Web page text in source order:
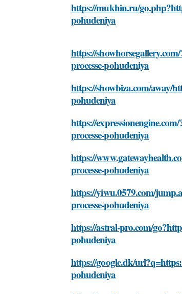
https://mukhin.ru/
pohudeniya
https://
processe-pohudeniya
https://showbiza.com/away/
pohudeniya
https://
processe-pohudeniya
https://
processe-pohudeniya
https://yiwu.0579.com/
processe-pohudeniya
https://astral-pro.com/
pohudeniya
https://google.dk/
pohudeniya